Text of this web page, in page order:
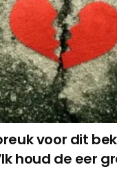
voor dit
houd de eer